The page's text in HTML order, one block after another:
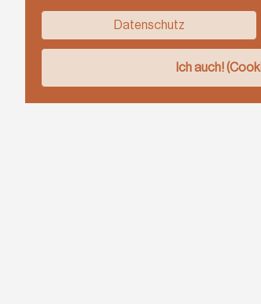
Datenschutz
Ich auch!